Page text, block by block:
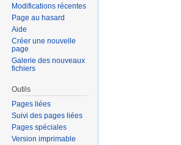
Modifications récentes
Page au hasard
Aide
Créer une nouvelle
page
Galerie des nouveaux
fichiers
Outils
Pages liées
Suivi des pages liées
Pages spéciales
Version imprimable